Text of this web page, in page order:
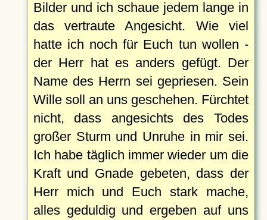
Bilder und ich schaue jedem lange in
das vertraute Angesicht. Wie viel
hatte ich noch für Euch tun wollen -
der Herr hat es anders gefügt. Der
Name des Herrn sei gepriesen. Sein
Wille soll an uns geschehen. Fürchtet
nicht, dass angesichts des Todes
großer Sturm und Unruhe in mir sei.
Ich habe täglich immer wieder um die
Kraft und Gnade gebeten, dass der
Herr mich und Euch stark mache,
alles geduldig und ergeben auf uns